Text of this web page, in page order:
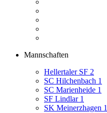
Mannschaften
Hellertaler SF 2
SC Hilchenbach 1
SC Marienheide 1
SF Lindlar 1
SK Meinerzhagen 1